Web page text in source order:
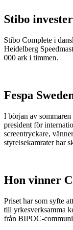
Stibo
Stibo Complete i
Heidelberg
000 ark i timmen.
Fespa
I början av
president för
screentryckare,
styrelsekamrater har
Hon vinner
Priset har som syfte
till yrkesverksamma
från BIPOC-